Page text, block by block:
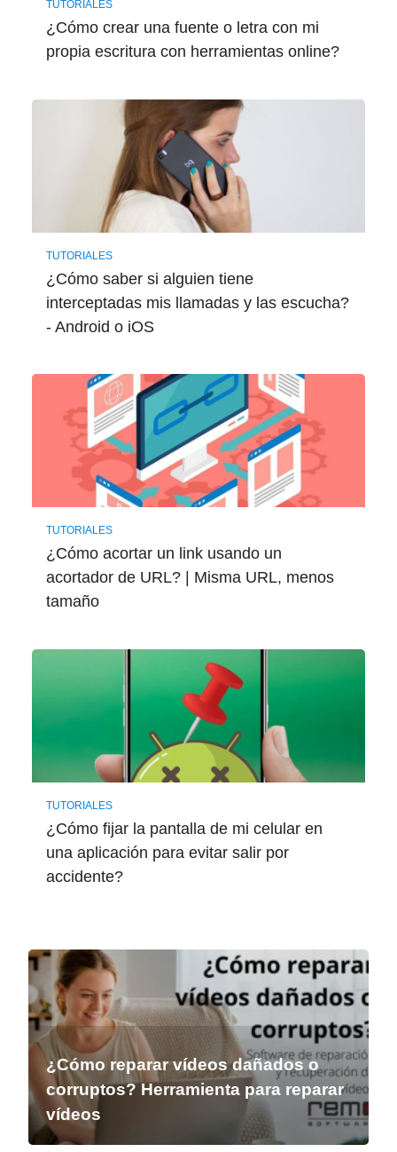
TUTORIALES
¿Cómo crear una fuente o letra con mi
propia escritura con herramientas online?
TUTORIALES
¿Cómo saber si alguien tiene
interceptadas mis llamadas y las escucha?
- Android o iOS
TUTORIALES
¿Cómo acortar un link usando un
acortador de URL? | Misma URL, menos
tamaño
TUTORIALES
¿Cómo fijar la pantalla de mi celular en
una aplicación para evitar salir por
accidente?
¿Cómo reparar vídeos dañados o
corruptos? Herramienta para reparar
vídeos